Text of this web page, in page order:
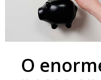
O